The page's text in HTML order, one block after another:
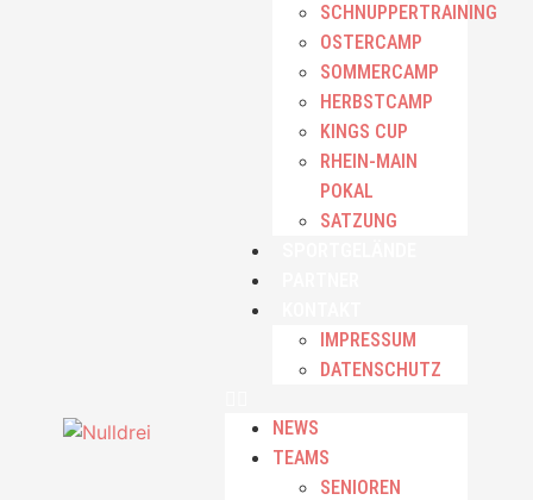
SCHNUPPERTRAINING
OSTERCAMP
SOMMERCAMP
HERBSTCAMP
KINGS CUP
RHEIN-MAIN
POKAL
SATZUNG
IMPRESSUM
DATENSCHUTZ
NEWS
TEAMS
SENIOREN